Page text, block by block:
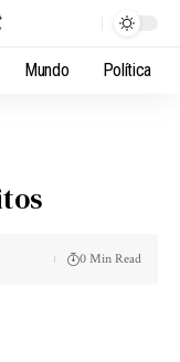
Mundo Política
0 Min Read